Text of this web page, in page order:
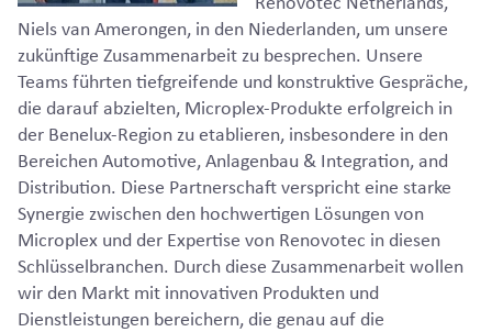
Niels van Amerongen, in den Niederlanden, um unsere
zukünftige Zusammenarbeit zu besprechen. Unsere
Teams führten tiefgreifende und konstruktive Gespräche,
die darauf abzielten, Microplex-Produkte erfolgreich in
der Benelux-Region zu etablieren, insbesondere in den
Bereichen Automotive, Anlagenbau & Integration, and
Distribution. Diese Partnerschaft verspricht eine starke
Synergie zwischen den hochwertigen Lösungen von
Microplex und der Expertise von Renovotec in diesen
Schlüsselbranchen. Durch diese Zusammenarbeit wollen
wir den Markt mit innovativen Produkten und
Dienstleistungen bereichern, die genau auf die